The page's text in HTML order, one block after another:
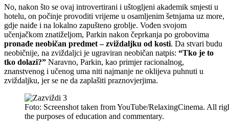
No, nakon što se ovaj introvertirani i uštogljeni akademik smjesti u
hotelu, on počinje provoditi vrijeme u osamljenim šetnjama uz more,
gdje naiđe i na lokalno zapušteno groblje. Vođen svojom
učenjačkom znatiželjom, Parkin nakon čeprkanja po grobovima
pronađe neobičan predmet – zviždaljku od kosti. Da stvari budu
neobičnije, na zviždaljci je ugraviran neobičan natpis: “Tko je to
tko dolazi?” Naravno, Parkin, kao primjer racionalnog,
znanstvenog i učenog uma niti najmanje ne oklijeva puhnuti u
zviždaljku, jer se ne da zaplašiti praznovjerjima.
Foto: Screenshot taken from YouTube/RelaxingCinema. All
the purposes of education and commentary.